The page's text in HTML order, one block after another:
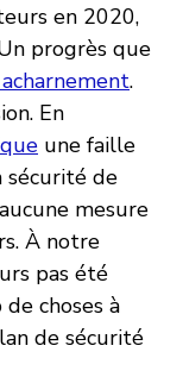
en 2020,
progrès que
.
En
une faille
sécurité de
mesure
À notre
pas été
choses à
de sécurité